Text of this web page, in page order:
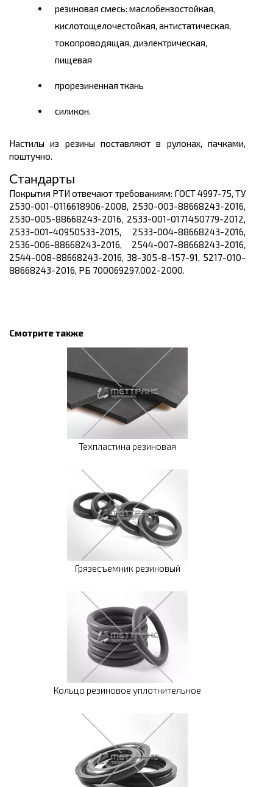
резиновая смесь: маслобензостойкая,
кислотощелочестойкая, антистатическая,
токопроводящая, диэлектрическая,
пищевая
прорезиненная ткань
силикон.
Настилы из резины поставляют в рулонах, пачками,
поштучно.
Стандарты
Покрытия РТИ отвечают требованиям: ГОСТ 4997-75, ТУ
2530-001-0116618906-2008, 2530-003-88668243-2016,
2530-005-88668243-2016, 2533-001-0171450779-2012,
2533-001-40950533-2015, 2533-004-88668243-2016,
2536-006-88668243-2016, 2544-007-88668243-2016,
2544-008-88668243-2016, 38-305-8-157-91, 5217-010-
88668243-2016, РБ 700069297.002-2000.
Смотрите также
Техпластина резиновая
Грязесъемник резиновый
Кольцо резиновое уплотнительное